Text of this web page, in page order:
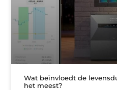
Wat beïnvloedt de
het meest?